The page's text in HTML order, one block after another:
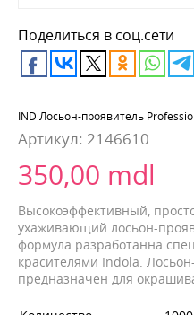
Поделиться в соц.сети
IND Лосьон-проявитель
Артикул: 2146610
350,00 mdl
Высокоэффективный,
ухаживающий лосьон-
формула разработанна
красителями Indola.
предназначен для